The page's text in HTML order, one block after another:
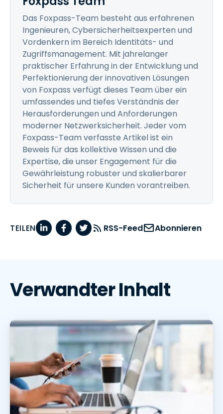
Das Foxpass-Team besteht aus erfahrenen
Ingenieuren, Cybersicherheitsexperten und
Vordenkern im Bereich Identitäts- und
Zugriffsmanagement. Mit jahrelanger
praktischer Erfahrung in der Entwicklung und
Perfektionierung der innovativen Lösungen
von Foxpass verfügt dieses Team über ein
umfassendes und tiefes Verständnis der
Herausforderungen und Anforderungen
moderner Netzwerksicherheit. Jeder vom
Foxpass-Team verfasste Artikel ist ein
Beweis für das kollektive Wissen und die
Expertise, die unser Engagement für die
Gewährleistung robuster und skalierbarer
Sicherheit für unsere Kunden vorantreiben.
TEILEN RSS-Feed Abonnieren
Verwandter Inhalt